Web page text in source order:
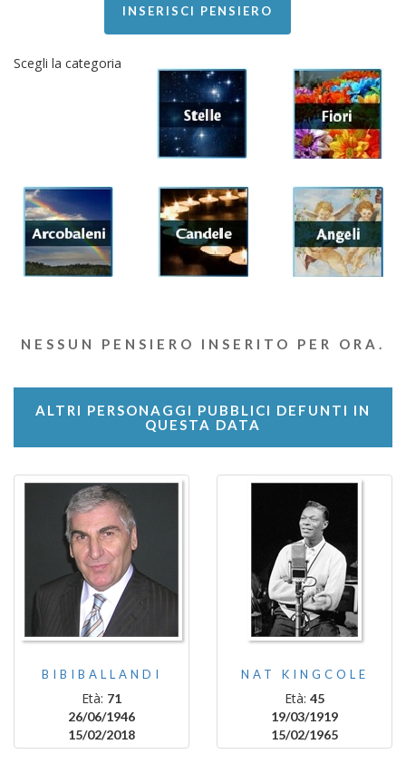
INSERISCI PENSIERO
Scegli la categoria
NESSUN PENSIERO INSERITO PER ORA.
ALTRI PERSONAGGI PUBBLICI DEFUNTI IN
QUESTA DATA
BIBIBALLANDI
Età: 71
26/06/1946
15/02/2018
NAT KINGCOLE
Età: 45
19/03/1919
15/02/1965